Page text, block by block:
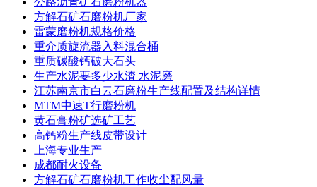
方解石矿石磨粉机厂家
雷蒙磨粉机规格价格
重介质旋流器入料混合桶
重质碳酸钙破大石头
生产水泥要多少水渣 水泥磨
江苏南京市白云石磨粉生产线配置及结构详情
MTM中速T行磨粉机
黄石膏粉矿选矿工艺
高钙粉生产线皮带设计
上海专业生产
成都耐火设备
方解石矿石磨粉机工作收尘配风量